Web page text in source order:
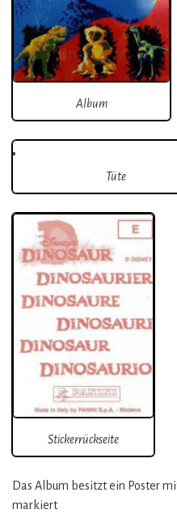
Album
Tüte
Stickerrückseite
Das Album besitzt ein Poster
markiert